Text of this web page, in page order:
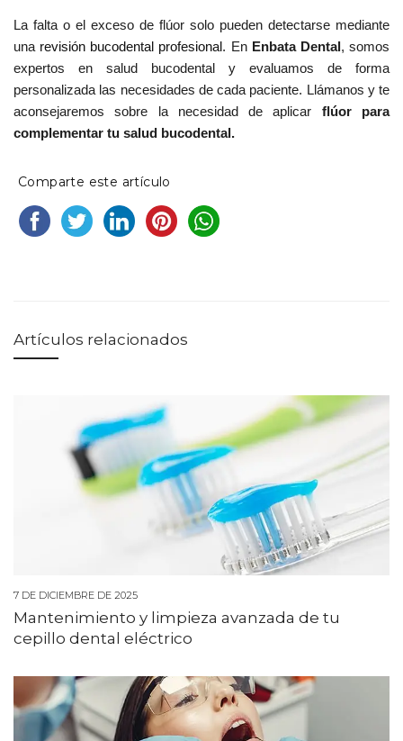
La falta o el exceso de flúor solo pueden detectarse mediante
una revisión bucodental profesional. En Enbata Dental , somos
expertos en salud bucodental y evaluamos de forma
personalizada las necesidades de cada paciente. Llámanos y te
aconsejaremos sobre la necesidad de aplicar flúor para
complementar tu salud bucodental.
Comparte este artículo
Artículos relacionados
7 DE DICIEMBRE DE 2025
Mantenimiento y limpieza avanzada de tu
cepillo dental eléctrico